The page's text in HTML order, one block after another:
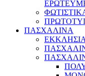
ΠΑΣΧΑΛΙΝΑ